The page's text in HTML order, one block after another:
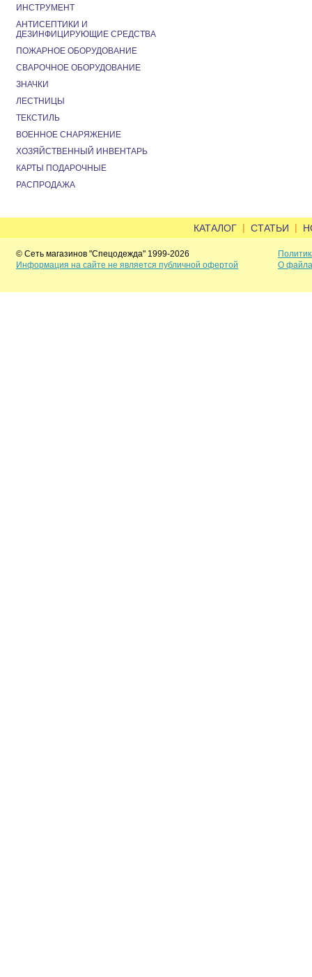
ИНСТРУМЕНТ
АНТИСЕПТИКИ И
ДЕЗИНФИЦИРУЮЩИЕ СРЕДСТВА
ПОЖАРНОЕ ОБОРУДОВАНИЕ
СВАРОЧНОЕ ОБОРУДОВАНИЕ
ЗНАЧКИ
ЛЕСТНИЦЫ
ТЕКСТИЛЬ
ВОЕННОЕ СНАРЯЖЕНИЕ
ХОЗЯЙСТВЕННЫЙ ИНВЕНТАРЬ
КАРТЫ ПОДАРОЧНЫЕ
РАСПРОДАЖА
КАТАЛОГ | СТАТЬИ |
© Сеть магазинов "Спецодежда" 1999-2026
Информация на сайте не является публичной офертой
О